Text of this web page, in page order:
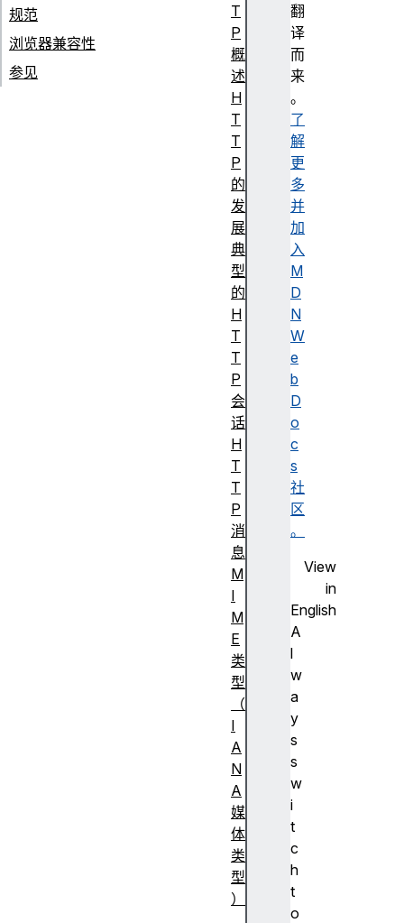
翻
译
而
来
。
了
解
更
多
并
加
入
M
D
N
W
e
b
D
o
c
s
社
区
。
View
in
English
A
l
w
a
y
s
s
w
i
t
c
h
t
o
规范
浏览器兼容性
参见
T
P
概
述
H
T
T
P
的
发
展
典
型
的
H
T
T
P
会
话
H
T
T
P
消
息
M
I
M
E
类
型
（
I
A
N
A
媒
体
类
型
）